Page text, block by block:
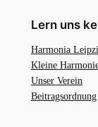
Lern uns
Harmonia
Kleine
Unser Verein
Beitragsordnung